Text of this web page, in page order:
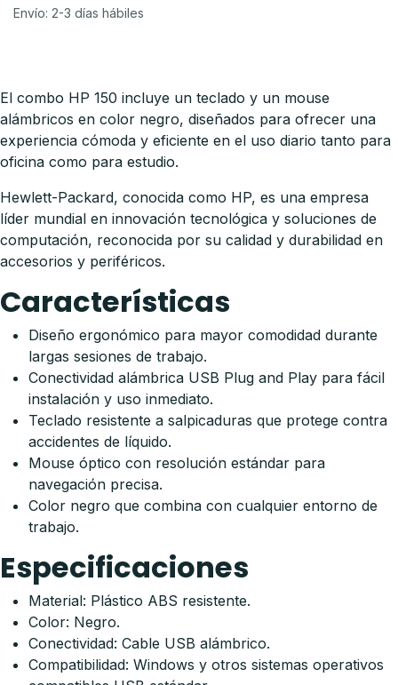
Envío: 2-3 días hábiles
El combo HP 150 incluye un teclado y un mouse
alámbricos en color negro, diseñados para ofrecer una
experiencia cómoda y eficiente en el uso diario tanto para
oficina como para estudio.
Hewlett-Packard, conocida como HP, es una empresa
líder mundial en innovación tecnológica y soluciones de
computación, reconocida por su calidad y durabilidad en
accesorios y periféricos.
Características
Diseño ergonómico para mayor comodidad durante
largas sesiones de trabajo.
Conectividad alámbrica USB Plug and Play para fácil
instalación y uso inmediato.
Teclado resistente a salpicaduras que protege contra
accidentes de líquido.
Mouse óptico con resolución estándar para
navegación precisa.
Color negro que combina con cualquier entorno de
trabajo.
Especificaciones
Material: Plástico ABS resistente.
Color: Negro.
Conectividad: Cable USB alámbrico.
Compatibilidad: Windows y otros sistemas operativos